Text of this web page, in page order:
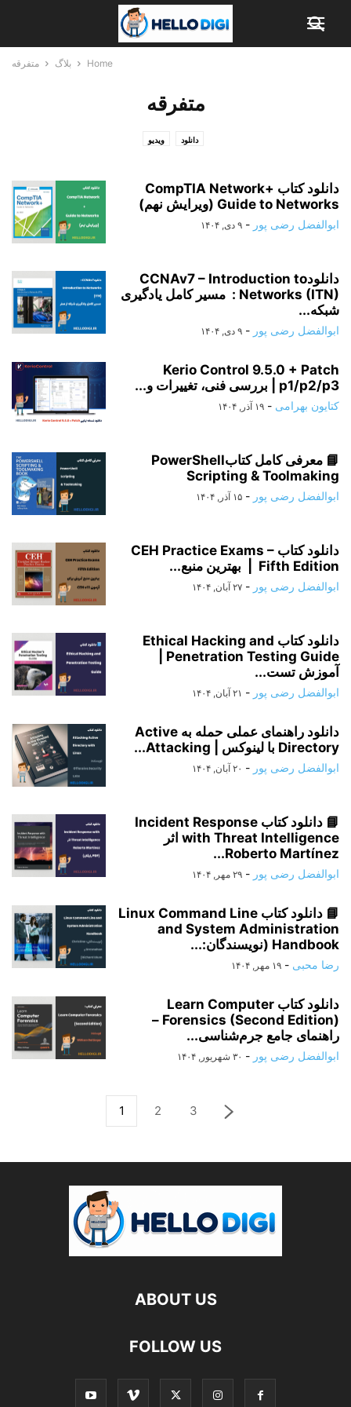
Home بلاگ متفرقه
متفرقه
دانلود ویدیو
دانلود کتاب CompTIA Network+
Guide to Networks (ویرایش نهم)
ابوالفضل رضی پور - ۹ دی, ۱۴۰۴
دانلودCCNAv7 – Introduction to
Networks (ITN) : مسیر کامل یادگیری
شبکه...
ابوالفضل رضی پور - ۹ دی, ۱۴۰۴
Kerio Control 9.5.0 + Patch
p1/p2/p3 | بررسی فنی، تغییرات و...
کتایون بهرامی - ۱۹ آذر, ۱۴۰۴
📘 معرفی کامل کتابPowerShell
Scripting & Toolmaking
ابوالفضل رضی پور - ۱۵ آذر, ۱۴۰۴
دانلود کتاب CEH Practice Exams –
Fifth Edition | بهترین منبع...
ابوالفضل رضی پور - ۲۷ آبان, ۱۴۰۴
دانلود کتاب Ethical Hacking and
آموزش تست...
ابوالفضل رضی پور - ۲۱ آبان, ۱۴۰۴
دانلود راهنمای عملی حمله به Active
Directory با لینوکس | Attacking...
ابوالفضل رضی پور - ۲۰ آبان, ۱۴۰۴
📘 دانلود کتاب Incident Response
with Threat Intelligence اثر
Roberto Martínez...
ابوالفضل رضی پور - ۲۹ مهر, ۱۴۰۴
📘 دانلود کتاب Linux Command Line
and System Administration
Handbook (نویسندگان:...
رضا محبی - ۱۹ مهر, ۱۴۰۴
دانلود کتاب Learn Computer
Forensics (Second Edition) –
راهنمای جامع جرم‌شناسی...
ابوالفضل رضی پور - ۳۰ شهریور, ۱۴۰۴
1 2 3
ABOUT US
FOLLOW US